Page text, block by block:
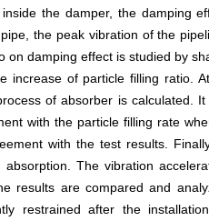
the damper, the damping
the peak vibration of the
on damping effect is studied by
increase of particle filling ratio.
of absorber is calculated.
with the particle filling rate
with the test results.
The vibration
results are compared and
restrained after the